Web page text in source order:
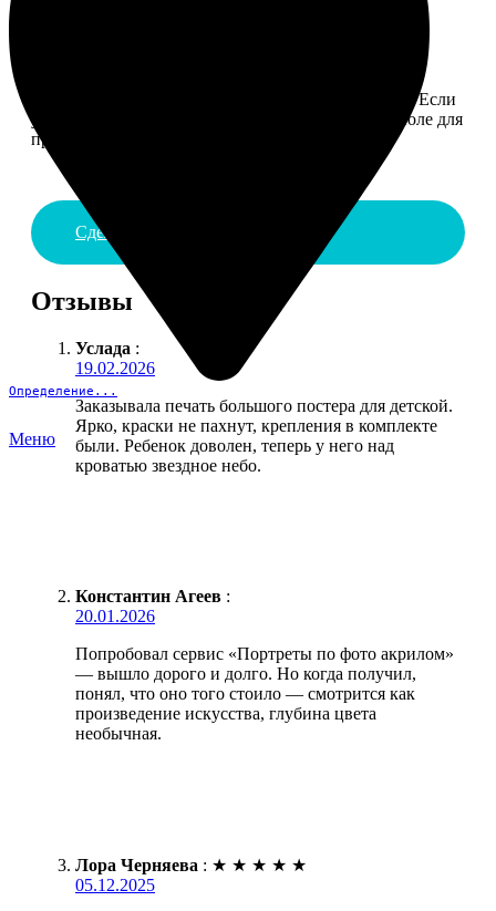
Определение...
Меню
Введите адрес и выберите способ доставки заказа. Если
у вас есть промокод, введите его в специальное поле для
промокода.
Сделать заказ
Отзывы
Услада :
19.02.2026
Заказывала печать большого постера для детской.
Ярко, краски не пахнут, крепления в комплекте
были. Ребенок доволен, теперь у него над
кроватью звездное небо.
Константин Агеев :
20.01.2026
Попробовал сервис «Портреты по фото акрилом»
— вышло дорого и долго. Но когда получил,
понял, что оно того стоило — смотрится как
произведение искусства, глубина цвета
необычная.
Лора Черняева : ★ ★ ★ ★ ★
05.12.2025